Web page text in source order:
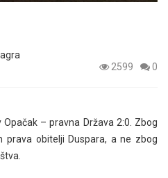
2599
0
– pravna Država 2:0. Zbog
prava obitelji Duspara, a ne zbog